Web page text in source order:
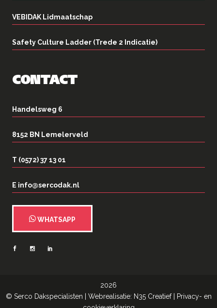
VEBIDAK Lidmaatschap
Safety Culture Ladder (Trede 2 Indicatie)
CONTACT
Handelsweg 6
8152 BN Lemelerveld
T (0572) 37 13 01
E info@sercodak.nl
WHATSAPP
2026
© Serco Dakspecialisten | Webrealisatie: N35 Creatief|
Privacy- en